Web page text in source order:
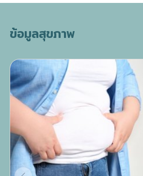
ข้อมูลสุขภาพ